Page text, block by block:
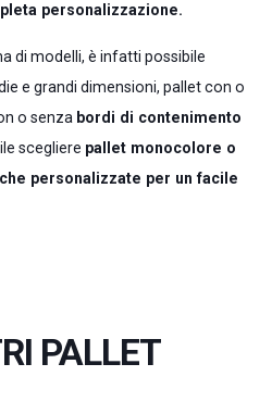
personalizzazione.
di modelli, è infatti possibile
e grandi dimensioni, pallet con o
o senza bordi di contenimento
scegliere pallet monocolore o
personalizzate per un facile
PALLET